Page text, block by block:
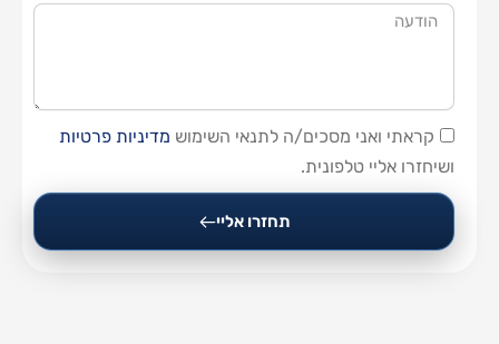
הודעה
קראתי ואני מסכים/ה לתנאי השימוש מדיניות פרטיות
ושיחזרו אליי טלפונית.
תחזרו אליי